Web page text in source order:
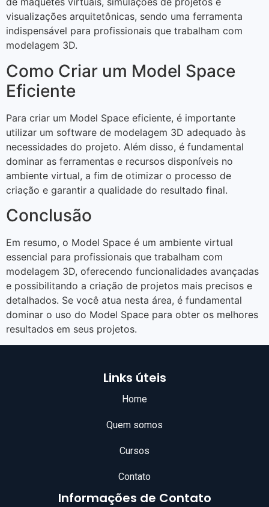
visualizações arquitetônicas, sendo uma ferramenta
indispensável para profissionais que trabalham com
modelagem 3D.
Como Criar um Model Space
Eficiente
Para criar um Model Space eficiente, é importante
utilizar um software de modelagem 3D adequado às
necessidades do projeto. Além disso, é fundamental
dominar as ferramentas e recursos disponíveis no
ambiente virtual, a fim de otimizar o processo de
criação e garantir a qualidade do resultado final.
Conclusão
Em resumo, o Model Space é um ambiente virtual
essencial para profissionais que trabalham com
modelagem 3D, oferecendo funcionalidades avançadas
e possibilitando a criação de projetos mais precisos e
detalhados. Se você atua nesta área, é fundamental
dominar o uso do Model Space para obter os melhores
resultados em seus projetos.
Links úteis
Home
Quem somos
Cursos
Contato
Informações de Contato